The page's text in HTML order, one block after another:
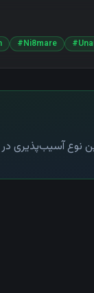
#Ni8mare #
نوع آسیب‌پذیری